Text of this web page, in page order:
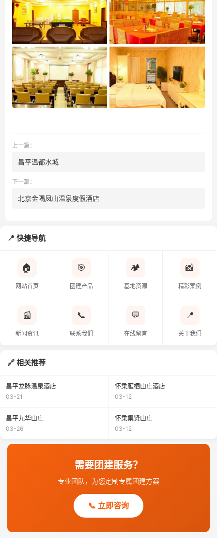
上一篇：
昌平温都水城
下一篇：
北京金隅凤山温泉度假酒店
快捷导航
🏠
网站首页
🎯
团建产品
🏕️
基地资源
📸
精彩案例
📰
新闻资讯
📞
联系我们
💬
在线留言
📍
关于我们
相关推荐
昌平龙脉温泉酒店
03-21
怀柔雁栖山庄酒店
03-12
昌平九华山庄
03-26
怀柔集贤山庄
03-12
需要团建服务？
专业团队，为您定制专属团建方案
📞 立即咨询